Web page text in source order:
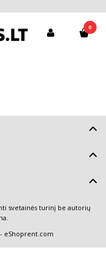
0
svetainės turinį be autorių
- eShoprent.com